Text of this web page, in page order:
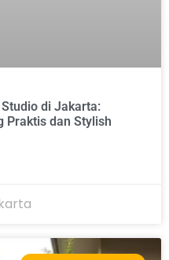
di Jakarta:
Praktis dan Stylish